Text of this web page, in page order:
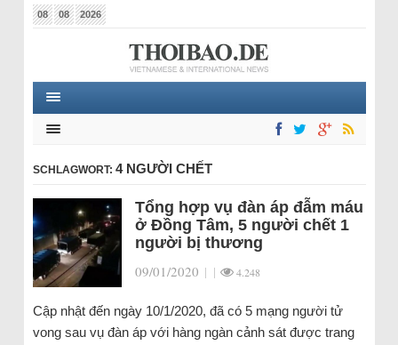
08 08 2026
SCHLAGWORT: 4 NGƯỜI CHẾT
Tổng hợp vụ đàn áp đẫm máu
ở Đồng Tâm, 5 người chết 1
người bị thương
09/01/2020 | | 4.248
Cập nhật đến ngày 10/1/2020, đã có 5 mạng người tử
vong sau vụ đàn áp với hàng ngàn cảnh sát được trang